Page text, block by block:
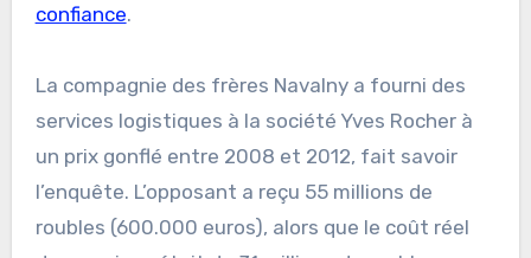
confiance.
La compagnie des frères Navalny a fourni des
services logistiques à la société Yves Rocher à
un prix gonflé entre 2008 et 2012, fait savoir
l’enquête. L’opposant a reçu 55 millions de
roubles (600.000 euros), alors que le coût réel